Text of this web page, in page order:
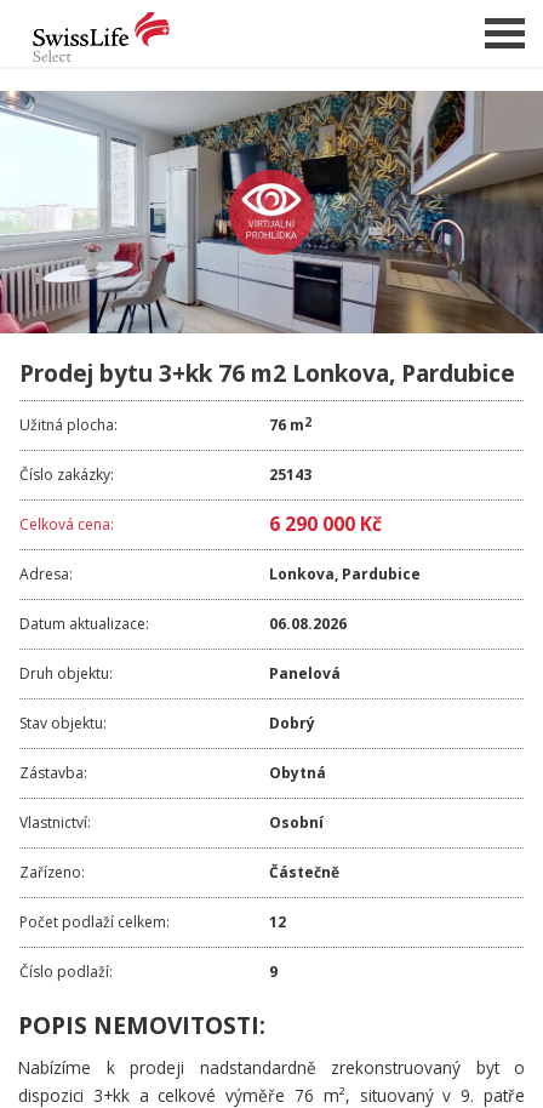
NABÍDKA NEMOVITOSTÍ
CHCI PRODAT / PRONAJMOUT
HLÍDAT NOVÉ NABÍDKY
CHCI OCENIT NEMOVITOST
O NÁS
REFERENCE
SLUŽBY
KARIÉRA
FINANCOVÁNÍ / HYPOTÉKA
Prodej bytu 3+kk 76 m2 Lonkova, Pardubice
Užitná plocha: 76 m2
Číslo zakázky: 25143
Celková cena: 6 290 000 Kč
Adresa: Lonkova, Pardubice
Datum aktualizace: 06.08.2026
Druh objektu: Panelová
Stav objektu: Dobrý
Zástavba: Obytná
Vlastnictví: Osobní
Zařízeno: Částečně
Počet podlaží celkem: 12
Číslo podlaží: 9
POPIS NEMOVITOSTI:
Nabízíme k prodeji nadstandardně zrekonstruovaný byt o
dispozici 3+kk a celkové výměře 76 m², situovaný v 9. patře